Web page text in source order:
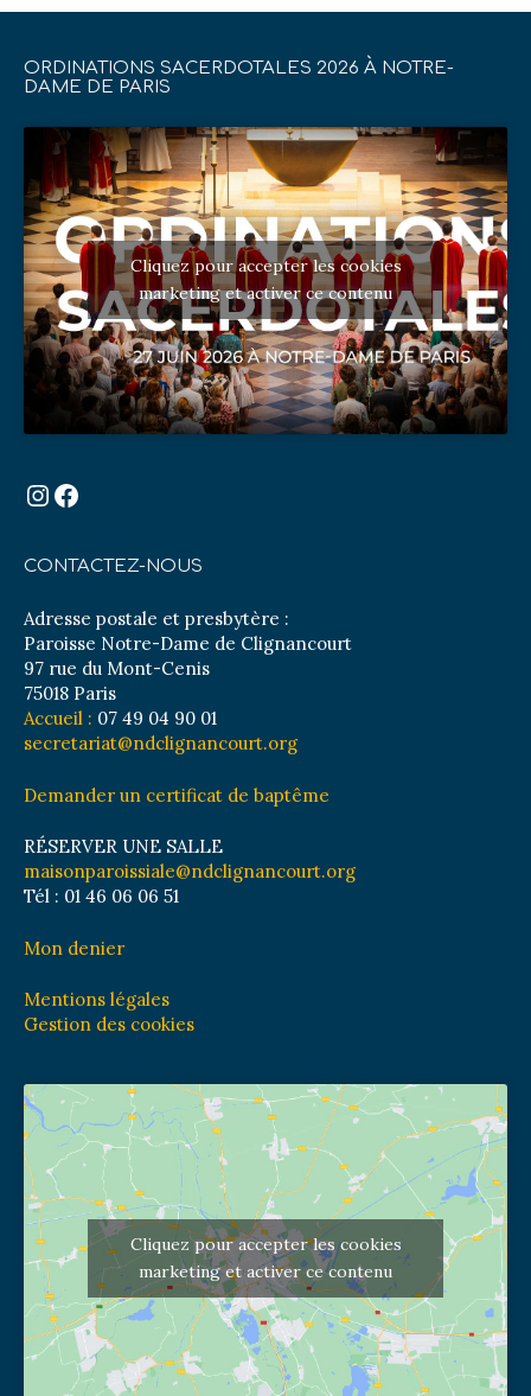
ORDINATIONS SACERDOTALES 2026 À NOTRE-
DAME DE PARIS
Cliquez pour accepter les cookies
marketing et activer ce contenu
Instagram
Facebook
CONTACTEZ-NOUS
Adresse postale et presbytère :
Paroisse Notre-Dame de Clignancourt
97 rue du Mont-Cenis
75018 Paris
Accueil : 07 49 04 90 01
secretariat@ndclignancourt.org
Demander un certificat de baptême
RÉSERVER UNE SALLE
maisonparoissiale@ndclignancourt.org
Tél : 01 46 06 06 51
Mon denier
Mentions légales
Gestion des cookies
Cliquez pour accepter les cookies
marketing et activer ce contenu